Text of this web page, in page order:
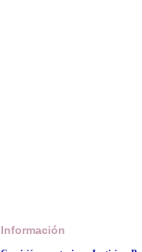
Información